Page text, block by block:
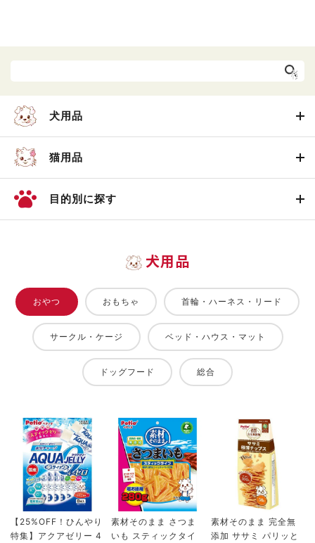
犬用品
猫用品
目的別に探す
犬用品
おやつ おもちゃ 首輪・ハーネス・リード
サークル・ケージ ベッド・ハウス・マット
ドッグフード 総合
【25%OFF！ひんやり
特集】アクアゼリー 4
素材そのまま さつま
いも スティックタイ
素材そのまま 完全無
添加 ササミ パリッと